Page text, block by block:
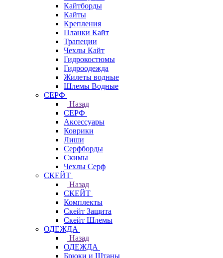
Кайтборды
Кайты
Крепления
Планки Кайт
Трапеции
Чехлы Кайт
Гидрокостюмы
Гидроодежда
Жилеты водные
Шлемы Водные
СЕРФ
Назад
СЕРФ
Аксессуары
Коврики
Лиши
Серфборды
Скимы
Чехлы Cерф
СКЕЙТ
Назад
СКЕЙТ
Комплекты
Скейт Защита
Скейт Шлемы
ОДЕЖДА
Назад
ОДЕЖДА
Брюки и Штаны